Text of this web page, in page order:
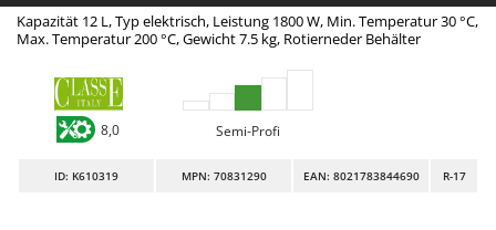
Akku-Stichsägen
Allzwecktransporter - Motorschubkarren
Alu-Teleskopleitern
Anbaubagger Heckbagger für Traktoren
Arbeitsschutzkleidung
Aschesauger
Aima
Airmec
AL-KO
ALA 2000
Alce
Alpina
Kapazität 12 L, Typ elektrisch, Leistung 1800 W, Min. Temperatur 30 °C,
Max. Temperatur 200 °C, Gewicht 7.5 kg, Rotierneder Behälter
8,0 Semi-Profi
ID: K610319 MPN: 70831290 EAN: 8021783844690 R-17